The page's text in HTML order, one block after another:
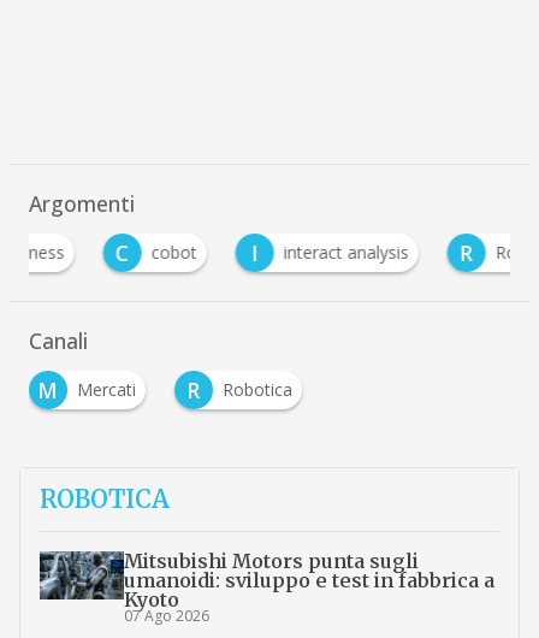
Argomenti
C
cobot I interact analysis R Robotica
Canali
M
Mercati R Robotica
ROBOTICA
Mitsubishi Motors punta sugli
umanoidi: sviluppo e test in fabbrica a
Kyoto
07 Ago 2026